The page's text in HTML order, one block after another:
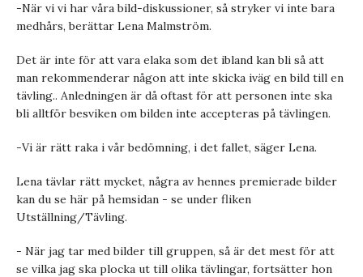
-När vi vi har våra bild-diskussioner, så stryker vi inte bara
medhårs, berättar Lena Malmström.
Det är inte för att vara elaka som det ibland kan bli så att
man rekommenderar någon att inte skicka iväg en bild till en
tävling.. Anledningen är då oftast för att personen inte ska
bli alltför besviken om bilden inte accepteras på tävlingen.
-Vi är rätt raka i vår bedömning, i det fallet, säger Lena.
Lena tävlar rätt mycket, några av hennes premierade bilder
kan du se här på hemsidan - se under fliken
Utställning/Tävling.
- När jag tar med bilder till gruppen, så är det mest för att
se vilka jag ska plocka ut till olika tävlingar, fortsätter hon